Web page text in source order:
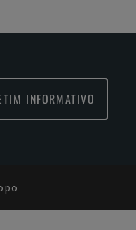
INFORMATIVO